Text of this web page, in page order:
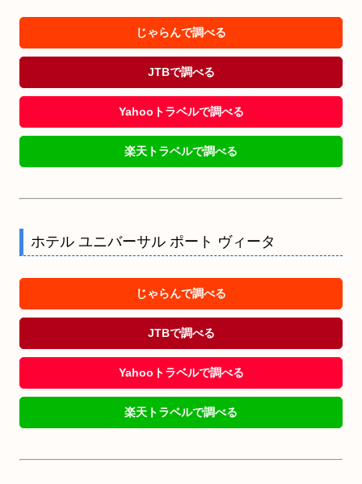
じゃらんで調べる
JTBで調べる
Yahooトラベルで調べる
楽天トラベルで調べる
ホテル ユニバーサル ポート ヴィータ
じゃらんで調べる
JTBで調べる
Yahooトラベルで調べる
楽天トラベルで調べる